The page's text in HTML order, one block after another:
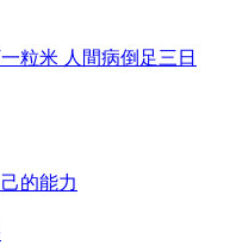
粒米 人間病倒足三日
的能力